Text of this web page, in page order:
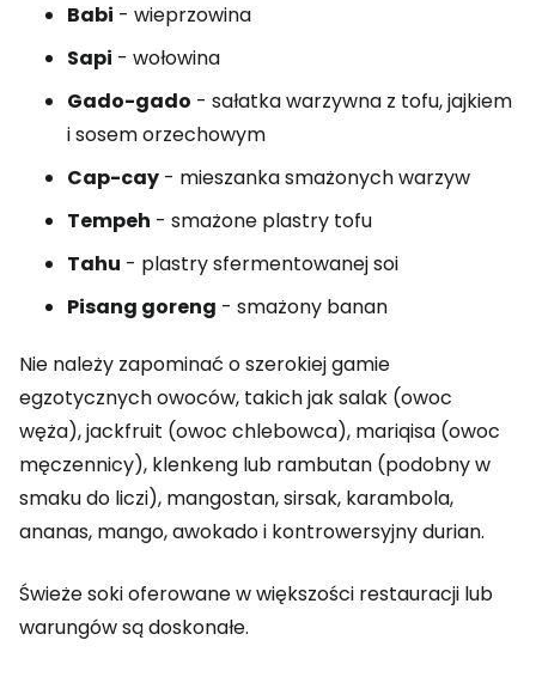
Babi - wieprzowina
Sapi - wołowina
Gado-gado - sałatka warzywna z tofu, jajkiem
i sosem orzechowym
Cap-cay - mieszanka smażonych warzyw
Tempeh - smażone plastry tofu
Tahu - plastry sfermentowanej soi
Pisang goreng - smażony banan
Nie należy zapominać o szerokiej gamie
egzotycznych owoców, takich jak salak (owoc
węża), jackfruit (owoc chlebowca), mariqisa (owoc
męczennicy), klenkeng lub rambutan (podobny w
smaku do liczi), mangostan, sirsak, karambola,
ananas, mango, awokado i kontrowersyjny durian.
Świeże soki oferowane w większości restauracji lub
warungów są doskonałe.